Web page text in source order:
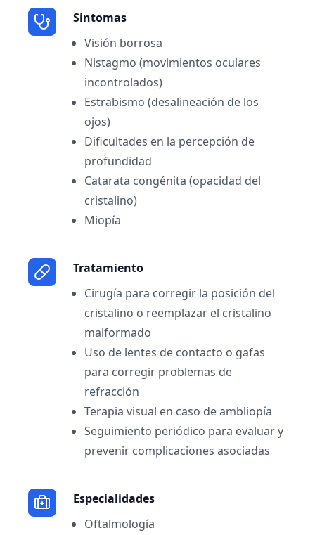
Sintomas
Visión borrosa
Nistagmo (movimientos oculares
incontrolados)
Estrabismo (desalineación de los
ojos)
Dificultades en la percepción de
profundidad
Catarata congénita (opacidad del
cristalino)
Miopía
Tratamiento
Cirugía para corregir la posición del
cristalino o reemplazar el cristalino
malformado
Uso de lentes de contacto o gafas
para corregir problemas de
refracción
Terapia visual en caso de ambliopía
Seguimiento periódico para evaluar y
prevenir complicaciones asociadas
Especialidades
Oftalmología